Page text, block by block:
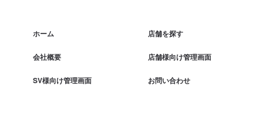
ホーム 店舗を探す
会社概要 店舗様向け管理画面
SV様向け管理画面 お問い合わせ